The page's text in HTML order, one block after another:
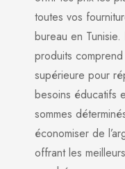
toutes vos
bureau en
produits
supérieure pour
besoins éducatifs
sommes
économiser de
offrant les